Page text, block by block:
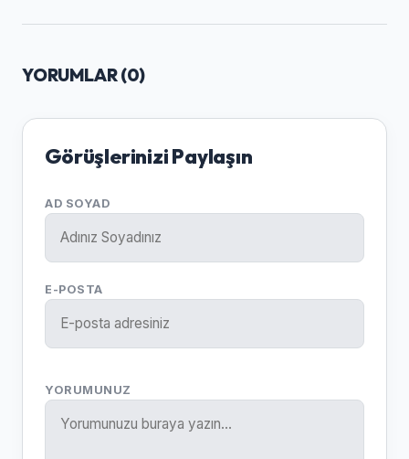
YORUMLAR (0)
Görüşlerinizi Paylaşın
AD SOYAD
E-POSTA
YORUMUNUZ